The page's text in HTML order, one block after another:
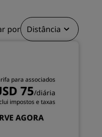
por Distância
para associados
75/diária
impostos e taxas
AGORA